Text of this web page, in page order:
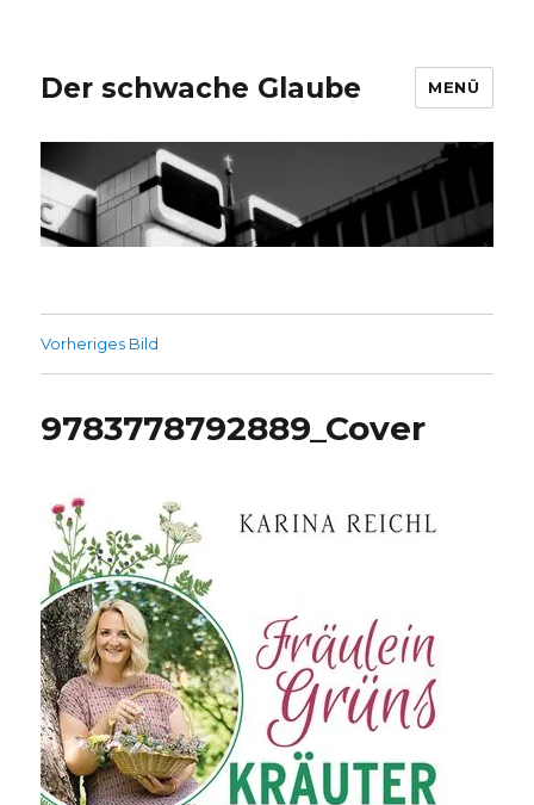
Der schwache Glaube MENÜ
Vorheriges Bild
9783778792889_Cover